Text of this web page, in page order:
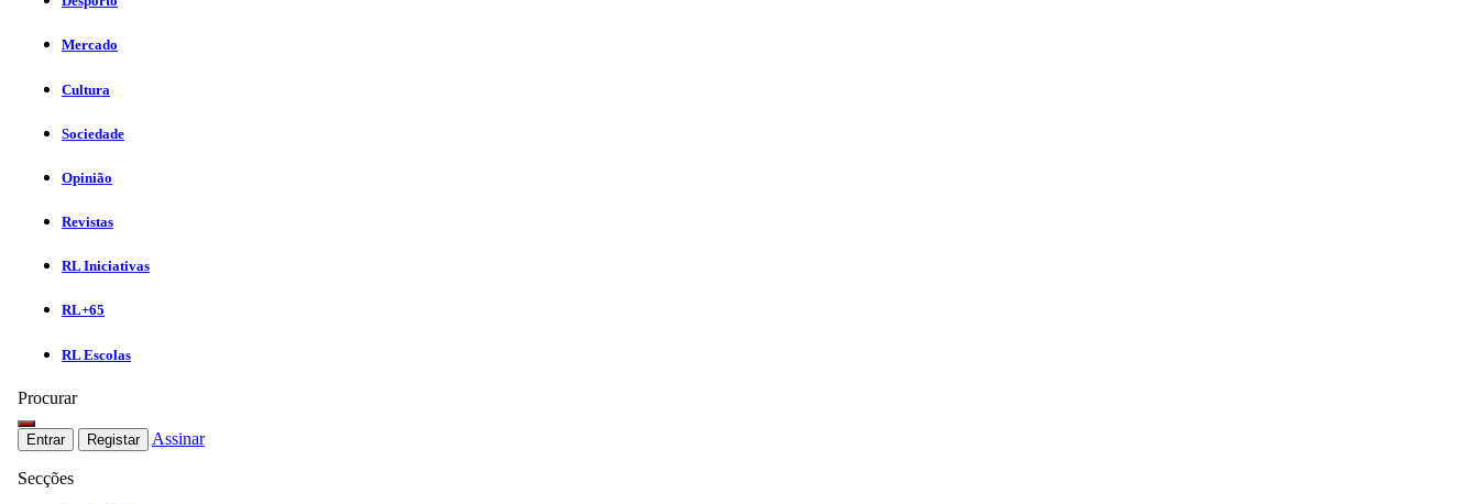
Mercado
Cultura
Sociedade
Opinião
Revistas
RL Iniciativas
RL+65
RL Escolas
Procurar
Entrar Registar Assinar
Secções